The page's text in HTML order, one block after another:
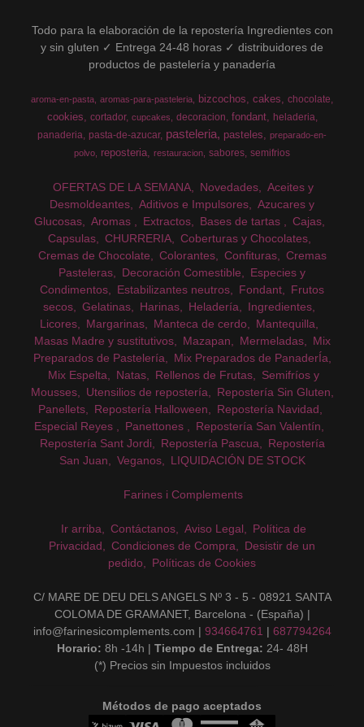
Todo para la elaboración de la repostería Ingredientes con
y sin gluten ✓ Entrega 24-48 horas ✓ distribuidores de
productos de pastelería y panadería
aroma-en-pasta aromas-para-pasteleria bizcochos cakes chocolate
cookies cortador cupcakes decoracion fondant
heladeria
panaderia pasta-de-azucar pasteleria pasteles
preparado-en-
polvo
reposteria restauracion sabores semifrios
OFERTAS DE LA SEMANA Novedades
Aceites y
Desmoldeantes
Aditivos e Impulsores
Azucares y
Glucosas
Aromas Extractos Bases de tartas
Cajas
Capsulas
CHURRERIA
Coberturas y Chocolates
Cremas de Chocolate
Colorantes Confituras
Cremas
Pasteleras
Decoración Comestible
Especies y
Condimentos
Estabilizantes neutros Fondant
Frutos
secos
Gelatinas Harinas Heladería
Ingredientes
Licores
Margarinas Manteca de cerdo
Mantequilla
Masas Madre y sustitutivos
Mazapan Mermeladas
Mix
Preparados de Pastelería
Mix Preparados de PanaderÍa
Mix Espelta
Natas Rellenos de Frutas
Semifríos y
Mousses
Utensilios de repostería
Repostería Sin Gluten
Panellets
Repostería Halloween
Repostería Navidad
Especial Reyes
Panettones
Repostería San Valentín
Repostería Sant Jordi
Repostería Pascua
Repostería
San Juan
Veganos LIQUIDACIÓN DE STOCK
Farines i Complements
Ir arriba Contáctanos Aviso Legal
Política de
Privacidad
Condiciones de Compra
Desistir de un
pedido
Políticas de Cookies
C/ MARE DE DEU DELS ANGELS Nº 3 - 5 - 08921 SANTA
COLOMA DE GRAMANET, Barcelona - (España) |
info@farinesicomplements.com | 934664761 | 687794264
Horario: 8h -14h | Tiempo de Entrega: 24- 48H
(*) Precios sin Impuestos incluidos
Métodos de pago aceptados